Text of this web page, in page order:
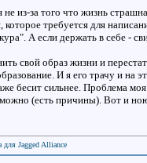
из-за того что жизнь
которое требуется для
А если держать в себе -
свой образ жизни и
И я его трачу и на
бесит сильнее. Проблема
(есть причины). Вот и
для Jagged Alliance